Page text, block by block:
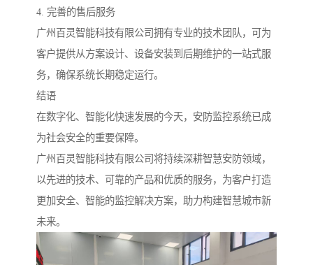
4. 完善的售后服务
广州百灵智能科技有限公司拥有专业的技术团队，可为
客户提供从方案设计、设备安装到后期维护的一站式服
务，确保系统长期稳定运行。
结语
在数字化、智能化快速发展的今天，安防监控系统已成
为社会安全的重要保障。
广州百灵智能科技有限公司将持续深耕智慧安防领域，
以先进的技术、可靠的产品和优质的服务，为客户打造
更加安全、智能的监控解决方案，助力构建智慧城市新
未来。